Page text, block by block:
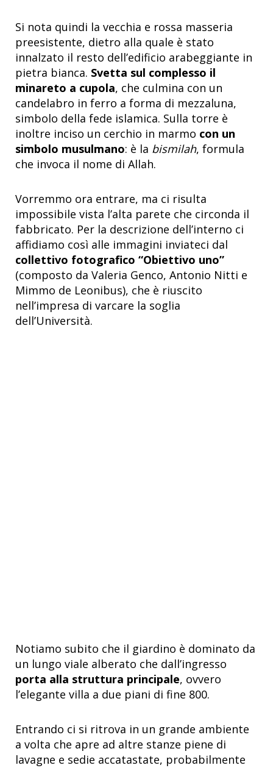
Si nota quindi la vecchia e rossa masseria
preesistente, dietro alla quale è stato
innalzato il resto dell’edificio arabeggiante in
pietra bianca. Svetta sul complesso il
minareto a cupola, che culmina con un
candelabro in ferro a forma di mezzaluna,
simbolo della fede islamica. Sulla torre è
inoltre inciso un cerchio in marmo con un
simbolo musulmano: è la bismilah, formula
che invoca il nome di Allah.
Vorremmo ora entrare, ma ci risulta
impossibile vista l’alta parete che circonda il
fabbricato. Per la descrizione dell’interno ci
affidiamo così alle immagini inviateci dal
collettivo fotografico “Obiettivo uno”
(composto da Valeria Genco, Antonio Nitti e
Mimmo de Leonibus), che è riuscito
nell’impresa di varcare la soglia
dell’Università.
Notiamo subito che il giardino è dominato da
un lungo viale alberato che dall’ingresso
porta alla struttura principale, ovvero
l’elegante villa a due piani di fine 800.
Entrando ci si ritrova in un grande ambiente
a volta che apre ad altre stanze piene di
lavagne e sedie accatastate, probabilmente